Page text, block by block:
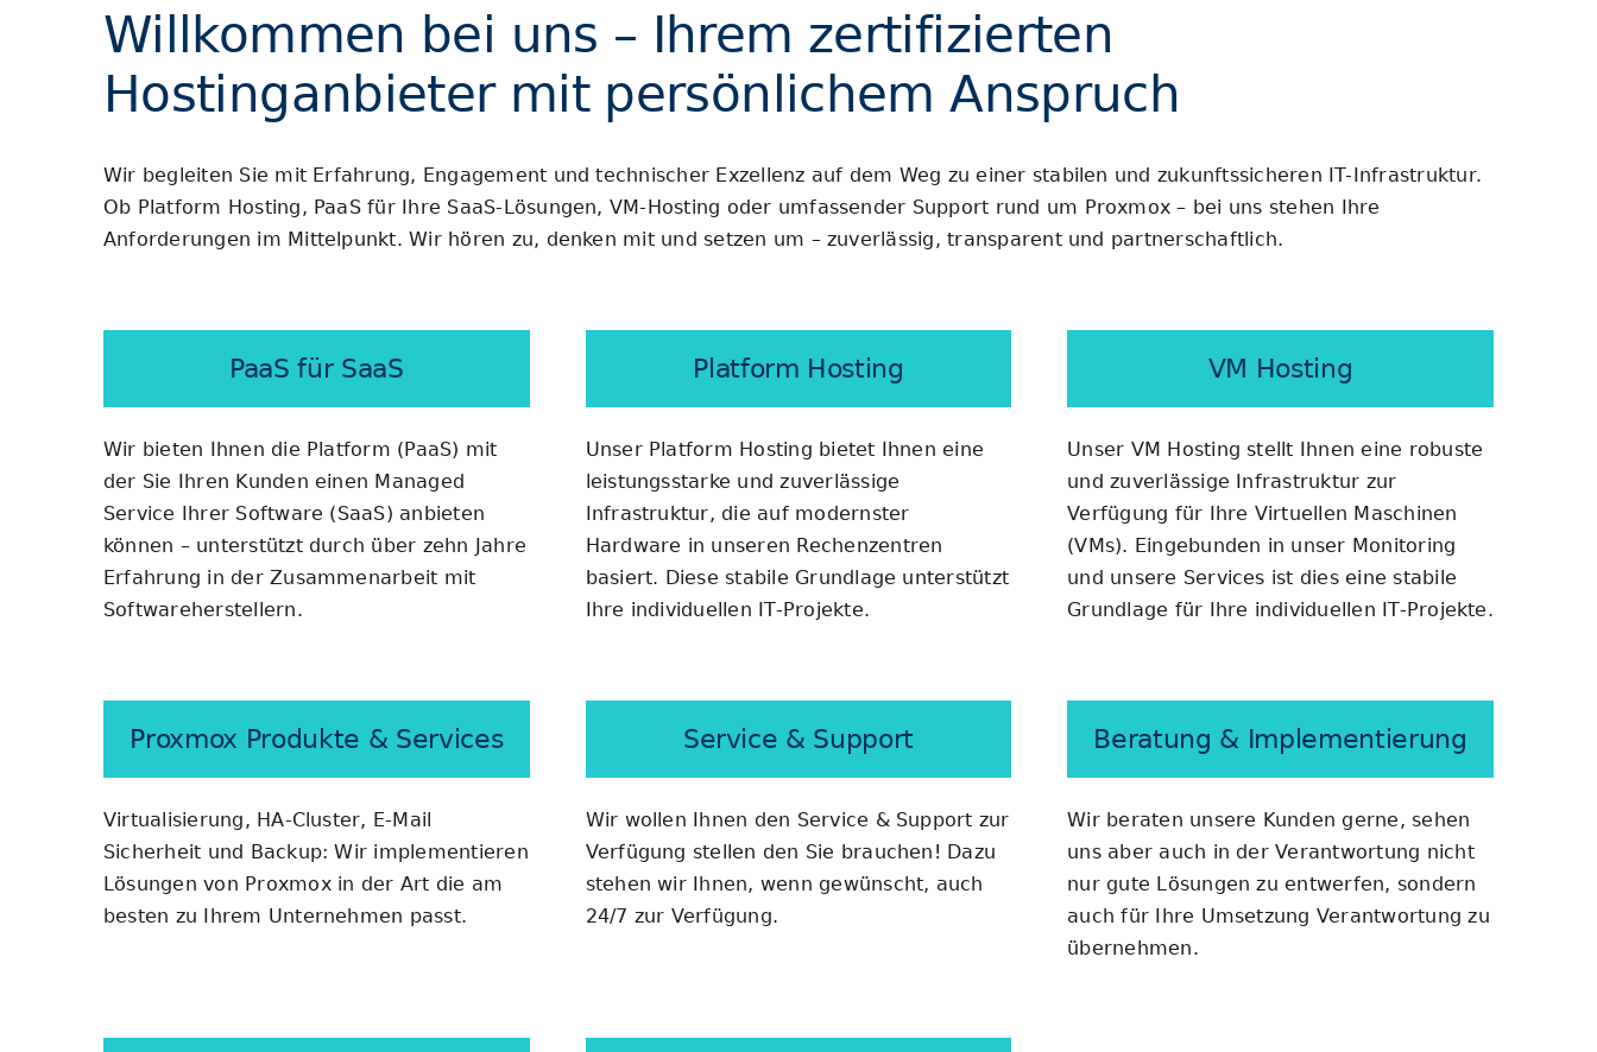
Willkommen bei uns – Ihrem zertifizierten
Hostinganbieter mit persönlichem Anspruch
Wir begleiten Sie mit Erfahrung, Engagement und technischer Exzellenz auf dem Weg zu einer stabilen und zukunftssicheren IT-Infrastruktur.
Ob Platform Hosting, PaaS für Ihre SaaS-Lösungen, VM-Hosting oder umfassender Support rund um Proxmox – bei uns stehen Ihre
Anforderungen im Mittelpunkt. Wir hören zu, denken mit und setzen um – zuverlässig, transparent und partnerschaftlich.
PaaS für SaaS
Wir bieten Ihnen die Platform (PaaS) mit
der Sie Ihren Kunden einen Managed
Service Ihrer Software (SaaS) anbieten
können – unterstützt durch über zehn Jahre
Erfahrung in der Zusammenarbeit mit
Softwareherstellern.
Platform Hosting
Unser Platform Hosting bietet Ihnen eine
leistungsstarke und zuverlässige
Infrastruktur, die auf modernster
Hardware in unseren Rechenzentren
basiert. Diese stabile Grundlage unterstützt
Ihre individuellen IT-Projekte.
VM Hosting
Unser VM Hosting stellt Ihnen eine robuste
und zuverlässige Infrastruktur zur
Verfügung für Ihre Virtuellen Maschinen
(VMs). Eingebunden in unser Monitoring
und unsere Services ist dies eine stabile
Grundlage für Ihre individuellen IT-Projekte.
Proxmox Produkte & Services
Virtualisierung, HA-Cluster, E-Mail
Sicherheit und Backup: Wir implementieren
Lösungen von Proxmox in der Art die am
besten zu Ihrem Unternehmen passt.
Service & Support
Wir wollen Ihnen den Service & Support zur
Verfügung stellen den Sie brauchen! Dazu
stehen wir Ihnen, wenn gewünscht, auch
24/7 zur Verfügung.
Beratung & Implementierung
Wir beraten unsere Kunden gerne, sehen
uns aber auch in der Verantwortung nicht
nur gute Lösungen zu entwerfen, sondern
auch für Ihre Umsetzung Verantwortung zu
übernehmen.